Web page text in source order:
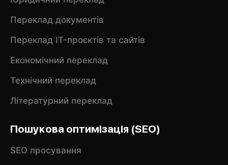
Переклад документів
Переклад IT-проєктів та сайтів
Економічний переклад
Технічний переклад
Літературний переклад
Пошукова оптимізація (SEO)
SEO просування